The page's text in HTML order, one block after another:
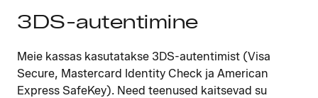
3DS-autentimine
Meie kassas kasutatakse 3DS-autentimist (Visa
Secure, Mastercard Identity Check ja American
Express SafeKey). Need teenused kaitsevad su